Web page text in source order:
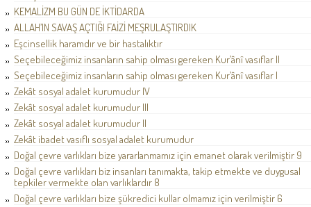
KEMALİZM BU GÜN DE İKTİDARDA
ALLAH’IN SAVAŞ AÇTIĞI FAİZİ MEŞRULAŞTIRDIK
Eşcinsellik haramdır ve bir hastalıktır
Seçebileceğimiz insanların sahip olması gereken Kur’ânî vasıflar II
Seçebileceğimiz insanların sahip olması gereken Kur’ânî vasıflar I
Zekât sosyal adalet kurumudur IV
Zekât sosyal adalet kurumudur III
Zekât sosyal adalet kurumudur II
Zekât ibadet vasıflı sosyal adalet kurumudur
Doğal çevre varlıkları bize yararlanmamız için emanet olarak verilmiştir 9
Doğal çevre varlıkları biz insanları tanımakta, takip etmekte ve duygusal
tepkiler vermekte olan varlıklardır 8
Doğal çevre varlıkları bize şükredici kullar olmamız için verilmiştir 6